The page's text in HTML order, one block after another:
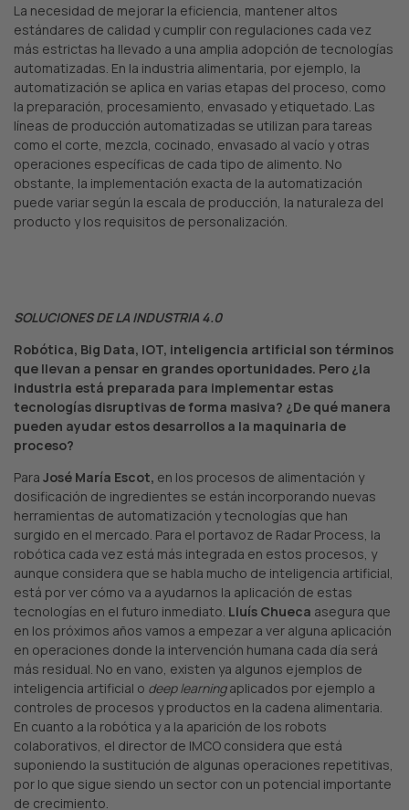
La necesidad de mejorar la eficiencia, mantener altos
estándares de calidad y cumplir con regulaciones cada vez
más estrictas ha llevado a una amplia adopción de tecnologías
automatizadas. En la industria alimentaria, por ejemplo, la
automatización se aplica en varias etapas del proceso, como
la preparación, procesamiento, envasado y etiquetado. Las
líneas de producción automatizadas se utilizan para tareas
como el corte, mezcla, cocinado, envasado al vacío y otras
operaciones específicas de cada tipo de alimento. No
obstante, la implementación exacta de la automatización
puede variar según la escala de producción, la naturaleza del
producto y los requisitos de personalización.
SOLUCIONES DE LA INDUSTRIA 4.0
Robótica, Big Data, IOT, inteligencia artificial son términos
que llevan a pensar en grandes oportunidades. Pero ¿la
industria está preparada para implementar estas
tecnologías disruptivas de forma masiva? ¿De qué manera
pueden ayudar estos desarrollos a la maquinaria de
proceso?
Para José María Escot, en los procesos de alimentación y
dosificación de ingredientes se están incorporando nuevas
herramientas de automatización y tecnologías que han
surgido en el mercado. Para el portavoz de Radar Process, la
robótica cada vez está más integrada en estos procesos, y
aunque considera que se habla mucho de inteligencia artificial,
está por ver cómo va a ayudarnos la aplicación de estas
tecnologías en el futuro inmediato. Lluís Chueca asegura que
en los próximos años vamos a empezar a ver alguna aplicación
en operaciones donde la intervención humana cada día será
más residual. No en vano, existen ya algunos ejemplos de
inteligencia artificial o deep learningaplicados por ejemplo a
controles de procesos y productos en la cadena alimentaria.
En cuanto a la robótica y a la aparición de los robots
colaborativos, el director de IMCO considera que está
suponiendo la sustitución de algunas operaciones repetitivas,
por lo que sigue siendo un sector con un potencial importante
de crecimiento.